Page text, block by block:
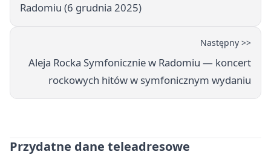
Radomiu (6 grudnia 2025)
Następny >>
Aleja Rocka Symfonicznie w Radomiu — koncert
rockowych hitów w symfonicznym wydaniu
Przydatne dane teleadresowe